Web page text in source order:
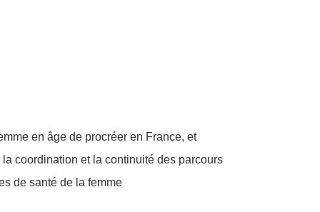
en âge de procréer en France, et
coordination et la continuité des parcours
de santé de la femme